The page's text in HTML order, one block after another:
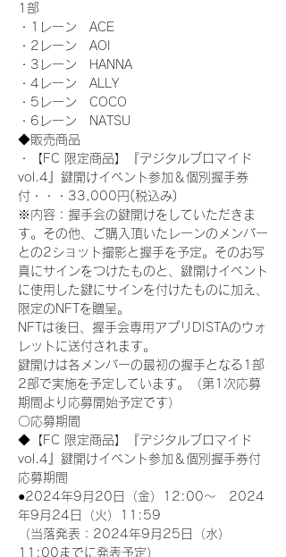
1部
・1レーン　ACE
・2レーン　AOI
・3レーン　HANNA
・4レーン　ALLY
・5レーン　COCO
・6レーン　NATSU
◆販売商品
・【FC 限定商品】『デジタルブロマイド
vol.4』鍵開けイベント参加＆個別握手券
付・・・33,000円(税込み)
※内容：握手会の鍵開けをしていただきま
す。その他、ご購入頂いたレーンのメンバー
との2ショット撮影と握手を予定。そのお写
真にサインをつけたものと、鍵開けイベント
に使用した鍵にサインを付けたものに加え、
限定のNFTを贈呈。
NFTは後日、握手会専用アプリDISTAのウォ
レットに送付されます。
鍵開けは各メンバーの最初の握手となる1部
2部で実施を予定しています。（第1次応募
期間より応募開始予定です）
〇応募期間
◆【FC 限定商品】『デジタルブロマイド
vol.4』鍵開けイベント参加＆個別握手券付
応募期間
●2024年9月20日（金）12:00～　2024
年9月24日（火）11:59
（当落発表：2024年9月25日（水）
11:00までに発表予定）